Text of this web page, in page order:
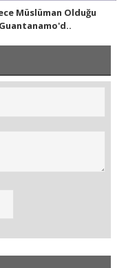
Müslüman Olduğu